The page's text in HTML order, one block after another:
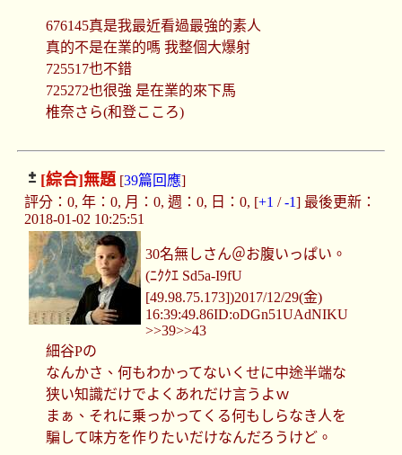
676145真是我最近看過最強的素人
真的不是在業的嗎 我整個大爆射
725517也不錯
725272也很強 是在業的來下馬
椎奈さら(和登こころ)
[綜合]無題[39篇回應]
評分：0, 年：0, 月：0, 週：0, 日：0, [+1 /-1] 最後更新：
2018-01-02 10:25:51
30名無しさん＠お腹いっぱい。
(ﾆｸｸｴ Sd5a-I9fU
[49.98.75.173])2017/12/29(金)
16:39:49.86ID:oDGn51UAdNIKU
>>39>>43
細谷Pの
なんかさ、何もわかってないくせに中途半端な
狭い知識だけでよくあれだけ言うよｗ
まぁ、それに乗っかってくる何もしらなき人を
騙して味方を作りたいだけなんだろうけど。